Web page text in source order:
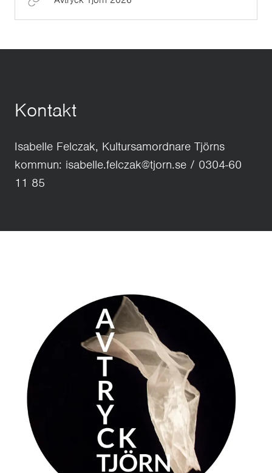
Kontakt
Isabelle Felczak, Kultursamordnare Tjörns
kommun: isabelle.felczak@tjorn.se / 0304-60
11 85